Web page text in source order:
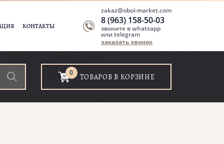
КОНТАКТЫ
zakaz@oboi-market.com
8 (963) 158-50-03
звоните в whatsapp
или telegram
заказать звонок
0 ТОВАРОВ В КОРЗИНЕ